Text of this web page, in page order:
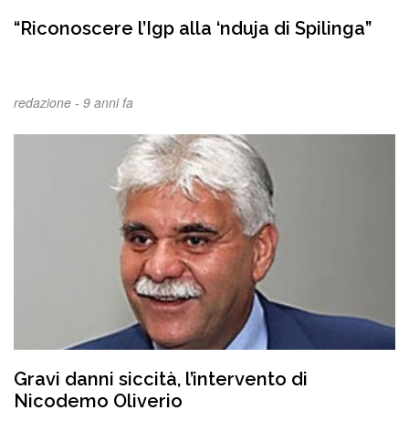
“Riconoscere l’Igp alla ‘nduja di Spilinga”
redazione - 9 anni fa
Gravi danni siccità, l’intervento di
Nicodemo Oliverio